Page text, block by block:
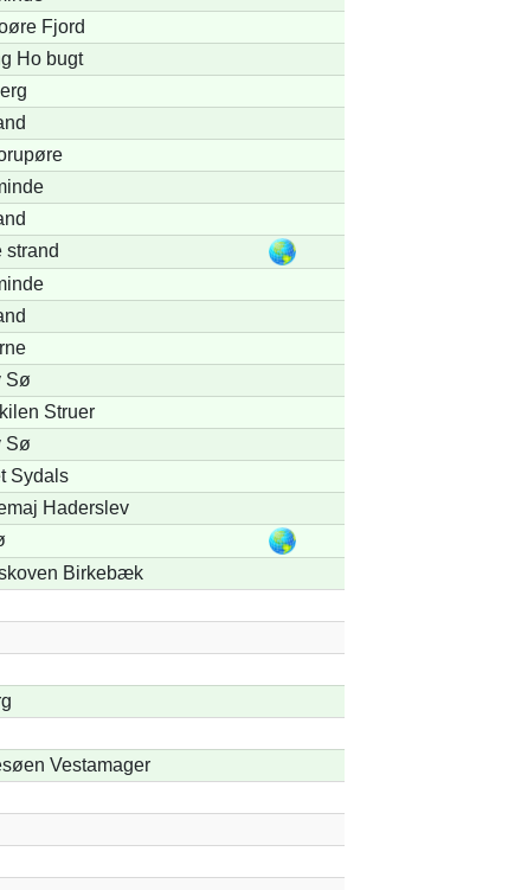
Fjord
Ho bugt
strand
Sø
Struer
Sø
Sydals
Haderslev
Birkebæk
Vestamager